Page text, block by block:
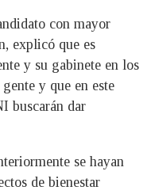
con mayor
explicó que es
y su gabinete en los
y que en este
buscarán dar
se hayan
de bienestar